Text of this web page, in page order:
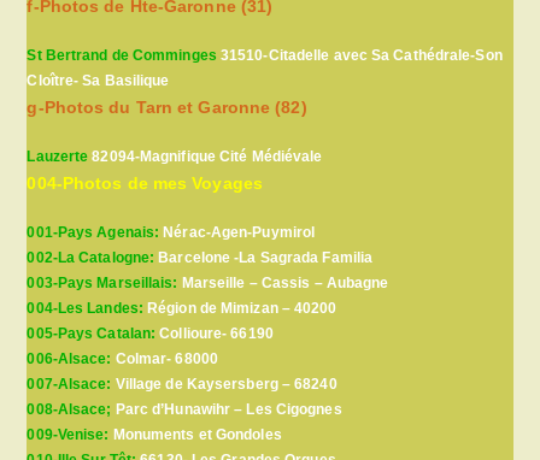
f-Photos de Hte-Garonne (31)
St Bertrand de Comminges 31510-Citadelle avec Sa Cathédrale-Son
Cloître- Sa Basilique
g-Photos du Tarn et Garonne (82)
Lauzerte 82094-Magnifique Cité Médiévale
004-Photos de mes Voyages
001-Pays Agenais: Nérac-Agen-Puymirol
002-La Catalogne: Barcelone -La Sagrada Familia
003-Pays Marseillais: Marseille – Cassis – Aubagne
004-Les Landes: Région de Mimizan – 40200
005-Pays Catalan:Collioure- 66190
006-Alsace: Colmar- 68000
007-Alsace: Village de Kaysersberg – 68240
008-Alsace; Parc d’Hunawihr – Les Cigognes
009-Venise: Monuments et Gondoles